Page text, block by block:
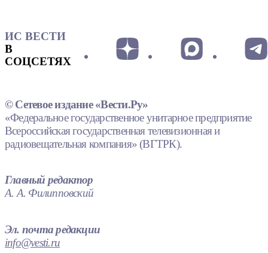
ИС ВЕСТИ
В
СОЦСЕТЯХ
© Сетевое издание «Вести.Ру»
«Федеральное государственное унитарное предприятие
Всероссийская государственная телевизионная и
радиовещательная компания» (ВГТРК).
Главный редактор
А. А. Филипповский
Эл. почта редакции
info@vesti.ru